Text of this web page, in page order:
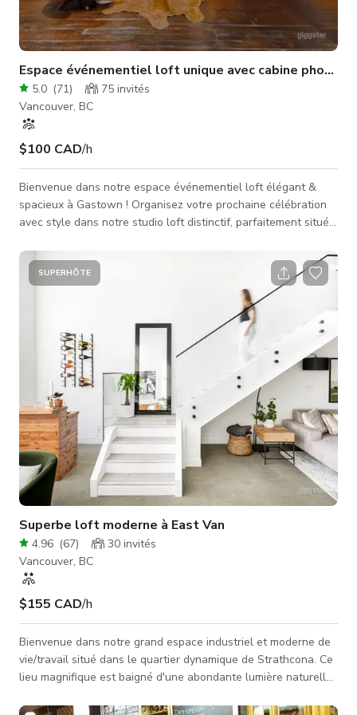
Espace événementiel loft unique avec cabine photo
5.0 (71) 75 invités
Vancouver, BC
$100 CAD/h
Bienvenue dans notre espace événementiel loft élégant &
spacieux à Gastown ! Organisez votre prochaine célébration
avec style dans notre studio loft distinctif, parfaitement situé
industriel chic est conçu pour créer une atmosphère
mémorable pour toute occasion, des anniversaires et
anniversaires de mariage aux fêtes à thème et événements
confortablement jusqu'à 75 inv
SUPERHÔTE
Superbe loft moderne à East Van
4.96 (67) 30 invités
Vancouver, BC
$155 CAD/h
Bienvenue dans notre grand espace industriel et moderne de
vie/travail situé dans le quartier dynamique de Strathcona. Ce
lieu magnifique est baigné d'une abondante lumière naturelle
créant une ambiance captivante pour vos projets créatifs. Le